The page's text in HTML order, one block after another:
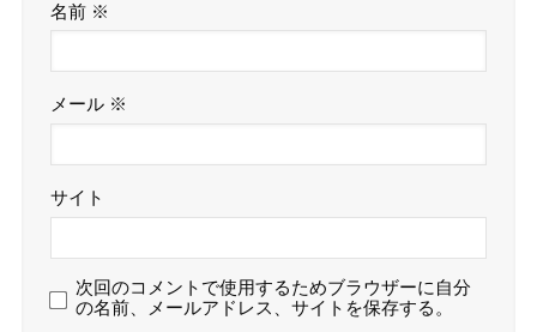
名前 ※
メール ※
サイト
次回のコメントで使用するためブラウザーに自分
の名前、メールアドレス、サイトを保存する。